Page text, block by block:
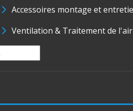
Accessoires montage et
Ventilation & Traitement de l'air